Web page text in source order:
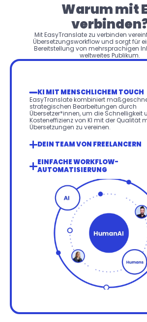
Warum mit
Mit EasyTranslate zu verbinden
Übersetzungsworkflow und sorgt für
Bereitstellung von mehrsprachigen
weltweites Publikum.
KI MIT MENSCHLICHEM TOUCH
EasyTranslate kombiniert
strategischen Bearbeitungen durch
Übersetzer*innen, um die Schnelligkeit
Kosteneffizienz von KI mit der Qualität
Übersetzungen zu vereinen.
DEIN TEAM VON FREELANCERN
EINFACHE WORKFLOW-
AUTOMATISIERUNG